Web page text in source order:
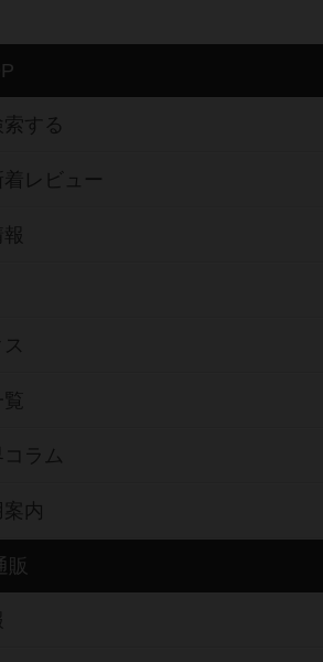
する
レビュー
ラム
内
販